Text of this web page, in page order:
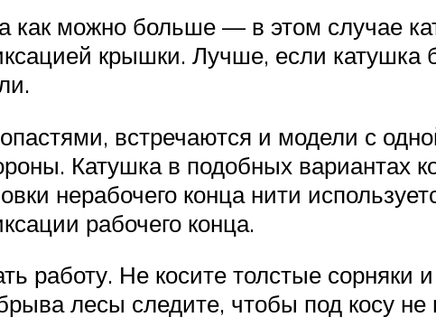
как можно больше — в этом случае
крышки. Лучше, если катушка
встречаются и модели с
Катушка в подобных вариантах
нерабочего конца нити
рабочего конца.
работу. Не косите толстые сорняки
лесы следите, чтобы под косу не